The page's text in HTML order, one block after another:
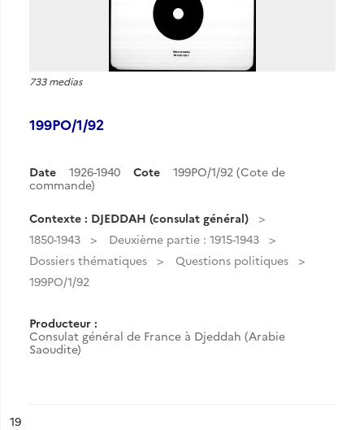
733 medias
199PO/1/92
Date 1926-1940 Cote
199PO/1/92 (Cote de
commande)
Contexte : DJEDDAH (consulat général)
1850-1943
Deuxième partie : 1915-1943
Dossiers thématiques
Questions politiques
199PO/1/92
Producteur :
Consulat général de France à Djeddah (Arabie
Saoudite)
n°
19